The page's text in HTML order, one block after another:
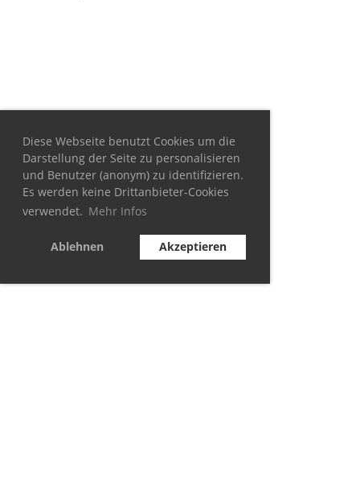
Diese Webseite benutzt Cookies um die
Darstellung der Seite zu personalisieren
und Benutzer (anonym) zu identifizieren.
Es werden keine Drittanbieter-Cookies
verwendet. Mehr Infos
Ablehnen Akzeptieren